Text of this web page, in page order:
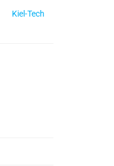
Kiel-Tech